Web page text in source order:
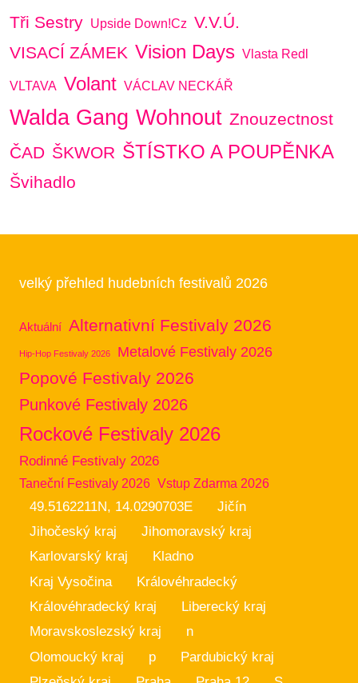
Tři Sestry Upside Down!cz V.V.Ú.
VISACÍ ZÁMEK Vision Days Vlasta Redl
VLTAVA Volant VÁCLAV NECKÁŘ
Walda Gang Wohnout Znouzectnost
ČAD ŠKWOR ŠTÍSTKO A POUPĚNKA
Švihadlo
velký přehled hudebních festivalů 2026
Aktuální Alternativní Festivaly 2026
Hip-Hop Festivaly 2026 Metalové Festivaly 2026
Popové Festivaly 2026
Punkové Festivaly 2026
Rockové Festivaly 2026
Rodinné Festivaly 2026
Taneční Festivaly 2026 Vstup Zdarma 2026
49.5162211N, 14.0290703E
Jičín
Jihočeský kraj
Jihomoravský kraj
Karlovarský kraj
Kladno
Kraj Vysočina
Královéhradecký
Královéhradecký kraj
Liberecký kraj
Moravskoslezský kraj
n
Olomoucký kraj
p
Pardubický kraj